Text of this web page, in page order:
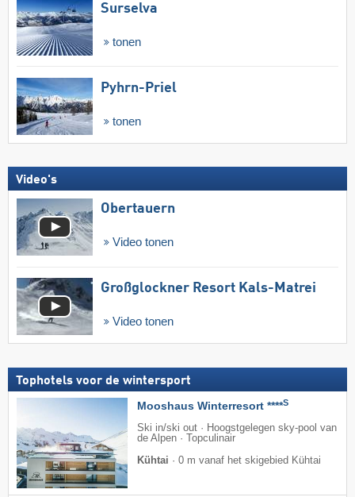
Surselva
tonen
Pyhrn-Priel
tonen
Video's
Obertauern
Video tonen
Großglockner Resort Kals-Matrei
Video tonen
Tophotels voor de wintersport
Mooshaus Winterresort ****S
Ski in/ski out · Hoogstgelegen sky-pool van
de Alpen · Topculinair
Kühtai · 0 m vanaf het skigebied Kühtai